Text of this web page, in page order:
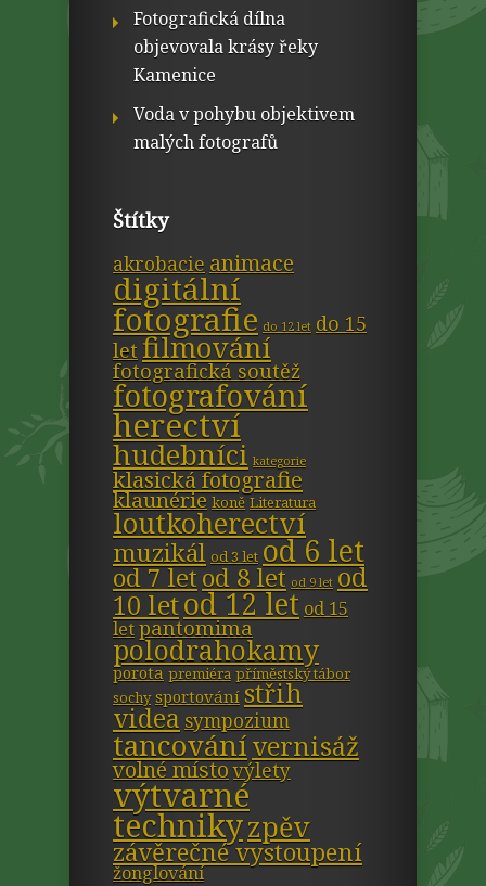
Fotografická dílna
objevovala krásy řeky
Kamenice
Voda v pohybu objektivem
malých fotografů
Štítky
akrobacie animace
digitální
fotografie do 12 let do 15
let filmování
fotografická soutěž
fotografování
herectví
hudebníci kategorie
klasická fotografie
klaunérie koně Literatura
loutkoherectví
muzikál od 3 let od 6 let
od 7 letod 8 let od 9 let od
10 letod 12 let od 15
letpantomima
polodrahokamy
porota premiéra příměstský tábor
sochy sportování střih
videa sympozium
tancovánívernisáž
volné místovýlety
výtvarné
technikyzpěv
závěrečné vystoupení
žonglování